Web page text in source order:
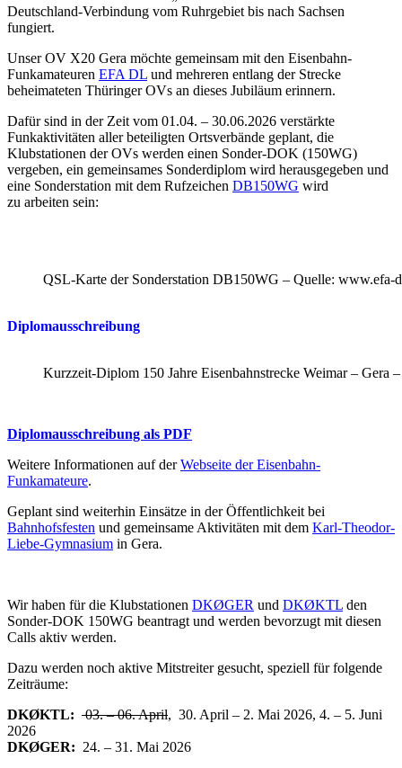
Deutschland-Verbindung vom Ruhrgebiet bis nach Sachsen
fungiert.
Unser OV X20 Gera möchte gemeinsam mit den Eisenbahn-
Funkamateuren EFA DL und mehreren entlang der Strecke
beheimateten Thüringer OVs an dieses Jubiläum erinnern.
Dafür sind in der Zeit vom 01.04. – 30.06.2026 verstärkte
Funkaktivitäten aller beteiligten Ortsverbände geplant, die
Klubstationen der OVs werden einen Sonder-DOK (150WG)
vergeben, ein gemeinsames Sonderdiplom wird herausgegeben und
eine Sonderstation mit dem Rufzeichen DB150WG wird
zu arbeiten sein:
QSL-Karte der Sonderstation DB150WG – Quelle: www.efa-
Diplomausschreibung
Kurzzeit-Diplom 150 Jahre Eisenbahnstrecke Weimar – Gera
Diplomausschreibung als PDF
Weitere Informationen auf derWebseite der Eisenbahn-
Funkamateure.
Geplant sind weiterhin Einsätze in der Öffentlichkeit bei
Bahnhofsfesten und gemeinsame Aktivitäten mit dem Karl-Theodor-
Liebe-Gymnasium in Gera.
Wir haben für die Klubstationen DKØGER und DKØKTL den
Sonder-DOK 150WG beantragt und werden bevorzugt mit diesen
Calls aktiv werden.
Dazu werden noch aktive Mitstreiter gesucht, speziell für folgende
Zeiträume:
DKØKTL: 03. – 06. April, 30. April – 2. Mai 2026, 4. – 5. Juni
2026
DKØGER: 24. – 31. Mai 2026